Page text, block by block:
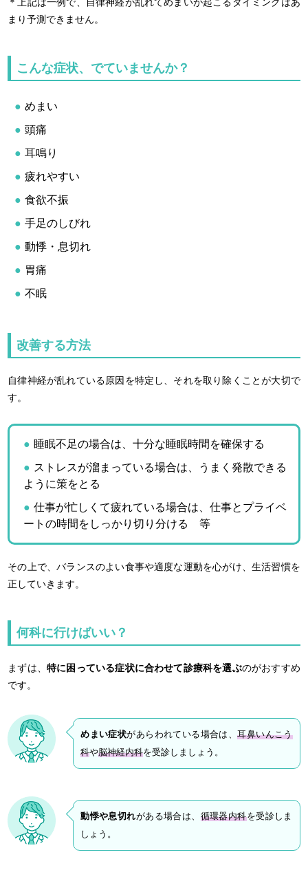
まり予測できません。
こんな症状、でていませんか？
めまい
頭痛
耳鳴り
疲れやすい
食欲不振
手足のしびれ
動悸・息切れ
胃痛
不眠
改善する方法
自律神経が乱れている原因を特定し、それを取り除くことが大切で
す。
睡眠不足の場合は、十分な睡眠時間を確保する
ストレスが溜まっている場合は、うまく発散できる
ように策をとる
仕事が忙しくて疲れている場合は、仕事とプライベ
ートの時間をしっかり切り分ける 等
その上で、バランスのよい食事や適度な運動を心がけ、生活習慣を
正していきます。
何科に行けばいい？
まずは、 特に困っている症状に合わせて診療科を選ぶのがおすすめ
です。
めまい症状があらわれている場合は、耳鼻いんこう
科や脳神経内科を受診しましょう。
動悸や息切れがある場合は、 循環器内科を受診しま
しょう。